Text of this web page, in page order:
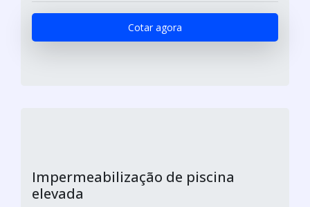
Cotar agora
Impermeabilização de piscina
elevada